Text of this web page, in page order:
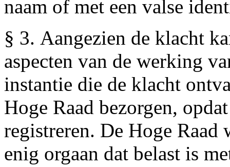
naam of met een valse
§ 3. Aangezien de klacht
aspecten van de werking
instantie die de klacht
Hoge Raad bezorgen,
registreren. De Hoge Raad
enig orgaan dat belast is